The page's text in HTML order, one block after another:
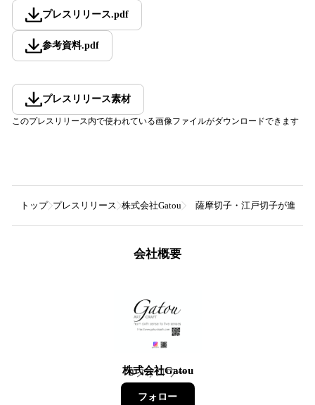
プレスリリース.pdf
参考資料.pdf
プレスリリース素材
このプレスリリース内で使われている画像ファイルがダウンロードできます
トップ プレスリリース 株式会社Gatou 薩摩切子・江戸切子が進化
会社概要
株式会社Gatou
0フォロワー
フォロー